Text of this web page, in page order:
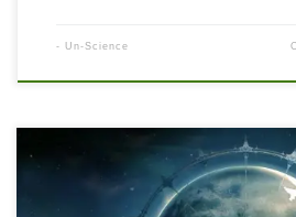
- Un-Science
(из старого доброго дневника)